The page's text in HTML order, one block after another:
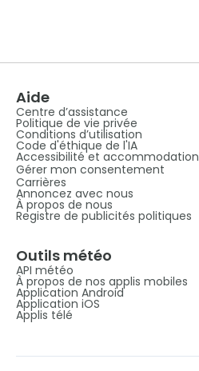
Aide
Centre d’assistance
Politique de vie privée
Conditions d’utilisation
Code d'éthique de l'IA
Accessibilité et accommodation
Gérer mon consentement
Carrières
Annoncez avec nous
À propos de nous
Registre de publicités politiques
Outils météo
API météo
À propos de nos applis mobiles
Application Android
Application iOS
Applis télé